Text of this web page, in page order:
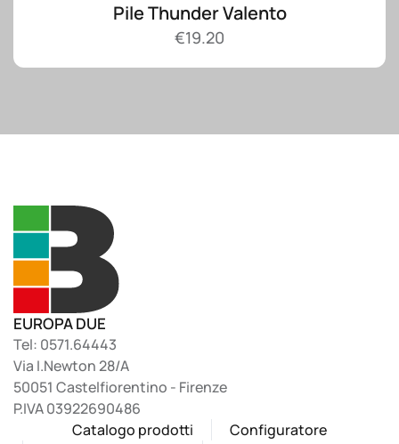
Pile Thunder Valento
€19.20
EUROPA DUE
Tel: 0571.64443
Via I.Newton 28/A
50051 Castelfiorentino - Firenze
P.IVA 03922690486
Catalogo prodotti
Configuratore